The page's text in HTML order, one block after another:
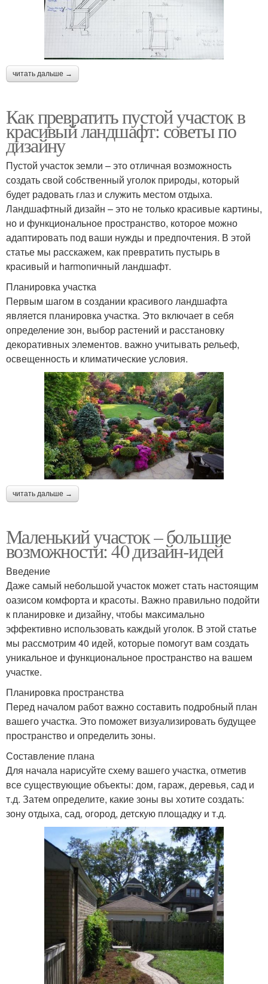
читать дальше →
Как превратить пустой участок в
красивый ландшафт: советы по
дизайну
Пустой участок земли – это отличная возможность
создать свой собственный уголок природы, который
будет радовать глаз и служить местом отдыха.
Ландшафтный дизайн – это не только красивые картины,
но и функциональное пространство, которое можно
адаптировать под ваши нужды и предпочтения. В этой
статье мы расскажем, как превратить пустырь в
красивый и harmonичный ландшафт.
Планировка участка
Первым шагом в создании красивого ландшафта
является планировка участка. Это включает в себя
определение зон, выбор растений и расстановку
декоративных элементов. важно учитывать рельеф,
освещенность и климатические условия.
читать дальше →
Маленький участок – большие
возможности: 40 дизайн-идей
Введение
Даже самый небольшой участок может стать настоящим
оазисом комфорта и красоты. Важно правильно подойти
к планировке и дизайну, чтобы максимально
эффективно использовать каждый уголок. В этой статье
мы рассмотрим 40 идей, которые помогут вам создать
уникальное и функциональное пространство на вашем
участке.
Планировка пространства
Перед началом работ важно составить подробный план
вашего участка. Это поможет визуализировать будущее
пространство и определить зоны.
Составление плана
Для начала нарисуйте схему вашего участка, отметив
все существующие объекты: дом, гараж, деревья, сад и
т.д. Затем определите, какие зоны вы хотите создать:
зону отдыха, сад, огород, детскую площадку и т.д.